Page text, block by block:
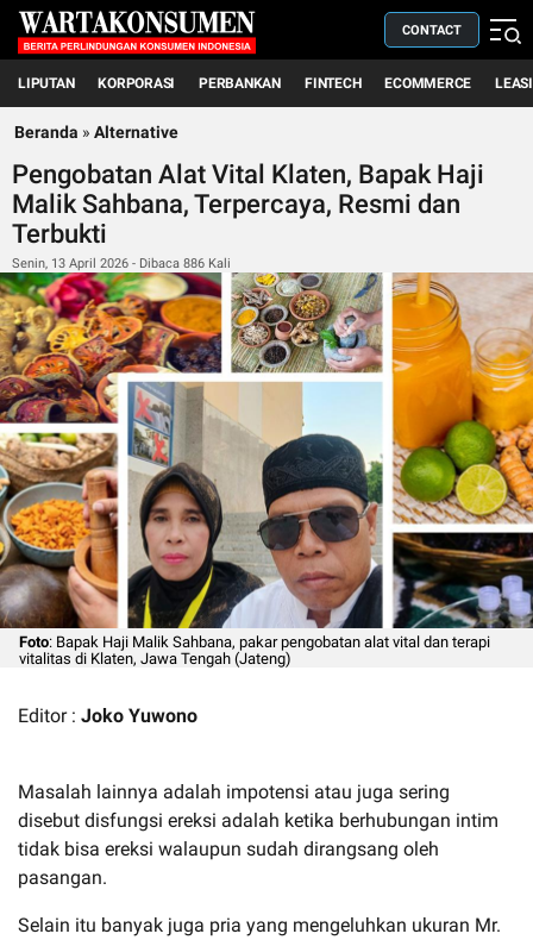
CONTACT
LIPUTAN KORPORASI PERBANKAN FINTECH ECOMMERCE
Beranda » Alternative
Pengobatan Alat Vital Klaten, Bapak Haji
Malik Sahbana, Terpercaya, Resmi dan
Terbukti
Senin, 13 April 2026 - Dibaca 886 Kali
Foto: Bapak Haji Malik Sahbana, pakar pengobatan alat vital dan terapi
vitalitas di Klaten, Jawa Tengah (Jateng)
Editor : Joko Yuwono
Masalah lainnya adalah impotensi atau juga sering
disebut disfungsi ereksi adalah ketika berhubungan intim
tidak bisa ereksi walaupun sudah dirangsang oleh
pasangan.
Selain itu banyak juga pria yang mengeluhkan ukuran Mr.